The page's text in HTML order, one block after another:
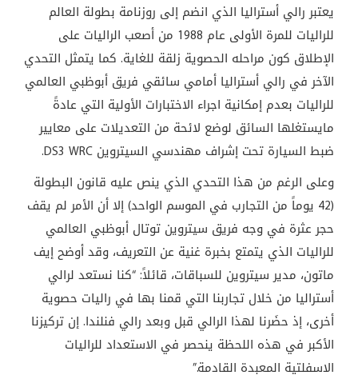
يعتبر رالي أستراليا الذي انضم إلى روزنامة بطولة العالم
للراليات للمرة الأولى عام 1988 من أصعب الراليات على
الإطلاق كون مراحله الحصوية زلقة للغاية. كما يتمثل التحدي
الآخر في رالي أستراليا أمامي سائقي فريق أبوظبي العالمي
للراليات بعدم إمكانية اجراء الاختبارات الأولية التي عادةً
مايستغلها السائق لوضع لائحة من التعديلات على معايير
ضبط السيارة تحت إشراف مهندسي السيتروين DS3 WRC.
وعلى الرغم من هذا التحدي الذي ينص عليه قانون البطولة
(42 يوماً من التجارب في الموسم الواحد) إلا أن الأمر لم يقف
حجر عثرة في وجه فريق سيتروين توتال أبوظبي العالمي
للراليات الذي يتمتع بخبرة غنية عن التعريف، وقد أوضح إيف
ماتون، مدير سيتروين للسباقات، قائلاً: “كنا نستعد لرالي
أستراليا من خلال تجاربنا التي قمنا بها في راليات حصوية
أخرى، إذ حضَرنا لهذا الرالي قبل وبعد رالي فنلندا. إن تركيزنا
الأكبر في هذه اللحظة ينحصر في الاستعداد للراليات
الاسفلتية المعبدة القادمة.”